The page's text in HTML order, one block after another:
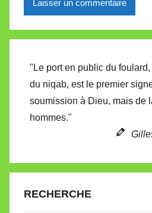
"Le port en public du
du niqab, est le premier
soumission à Dieu, mais de
hommes."
RECHERCHE